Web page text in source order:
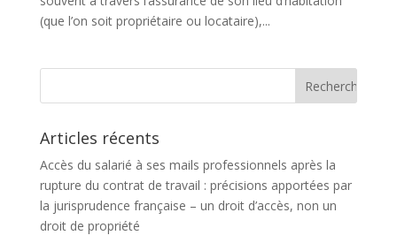
(que l’on soit propriétaire ou locataire),...
Articles récents
Accès du salarié à ses mails professionnels après la
rupture du contrat de travail : précisions apportées par
la jurisprudence française – un droit d’accès, non un
droit de propriété